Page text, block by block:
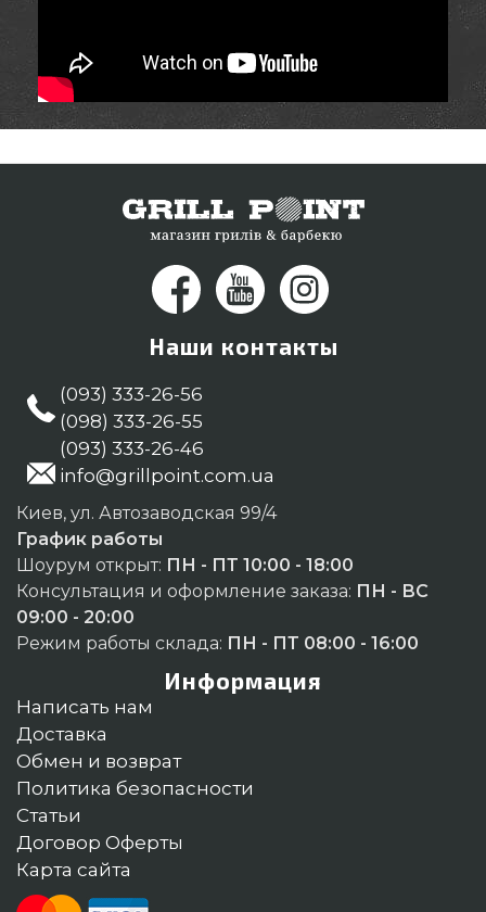
Наши контакты
(093) 333-26-56
(098) 333-26-55
(093) 333-26-46
info@grillpoint.com.ua
Киев, ул. Автозаводская 99/4
График работы
Шоурум открыт: ПН - ПТ 10:00 - 18:00
Консультация и оформление заказа: ПН - ВС
09:00 - 20:00
Режим работы склада: ПН - ПТ 08:00 - 16:00
Информация
Написать нам
Доставка
Обмен и возврат
Политика безопасности
Статьи
Договор Оферты
Карта сайта